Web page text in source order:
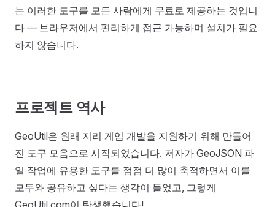
는 이러한 도구를 모든 사람에게 무료로 제공하는 것입니
다 — 브라우저에서 편리하게 접근 가능하며 설치가 필요
하지 않습니다.
프로젝트 역사
GeoUtil은 원래 지리 게임 개발을 지원하기 위해 만들어
진 도구 모음으로 시작되었습니다. 저자가 GeoJSON 파
일 작업에 유용한 도구를 점점 더 많이 축적하면서 이를
모두와 공유하고 싶다는 생각이 들었고, 그렇게
GeoUtil.com이 탄생했습니다!